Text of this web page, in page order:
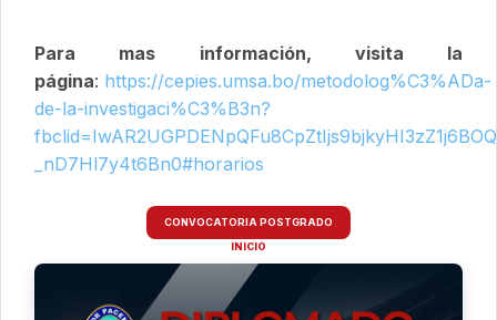
CONVOCATORIA POSTGRADO
INICIO
Para mas información, visita la
página: https://cepies.umsa.bo/metodolog%C3%ADa-
de-la-investigaci%C3%B3n?
_nD7Hl7y4t6Bn0#horarios